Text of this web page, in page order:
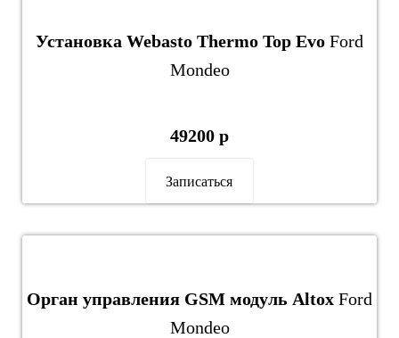
Установка Webasto Thermo Top Evo Ford
Mondeo
49200 р
Записаться
Орган управления GSM модуль Altox Ford
Mondeo